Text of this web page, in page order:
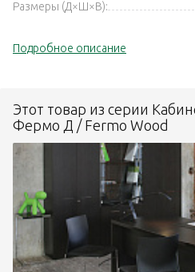
Размеры (Д×Ш×В):
Подробное описание
Этот товар из серии
Фермо Д / Fermo Wood